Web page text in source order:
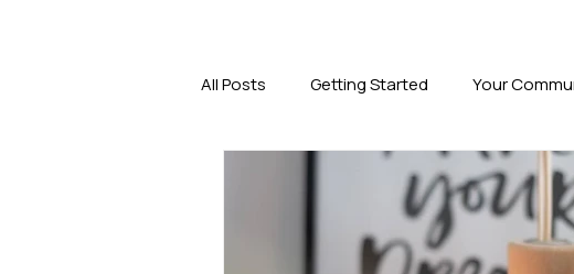
All Posts Getting Started Your